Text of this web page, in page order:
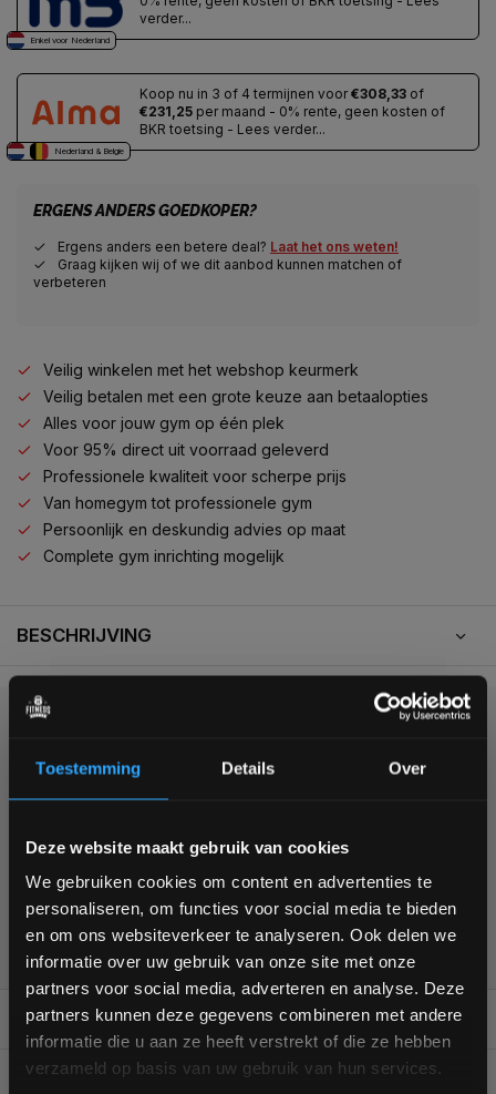
Toestemming Details Over
Deze website maakt gebruik van cookies
We gebruiken cookies om content en advertenties te
personaliseren, om functies voor social media te bieden
en om ons websiteverkeer te analyseren. Ook delen we
informatie over uw gebruik van onze site met onze
partners voor social media, adverteren en analyse. Deze
partners kunnen deze gegevens combineren met andere
informatie die u aan ze heeft verstrekt of die ze hebben
verzameld op basis van uw gebruik van hun services.
Enkel voor Nederland
verder...
Nederland & Belgie
Koop nu in 3 of 4 termijnen voor €308,33 of
€231,25 per maand - 0% rente, geen kosten of
BKR toetsing - Lees verder...
ERGENS ANDERS GOEDKOPER?
Ergens anders een betere deal? Laat het ons weten!
Graag kijken wij of we dit aanbod kunnen matchen of
verbeteren
Veilig winkelen met het webshop keurmerk
Veilig betalen met een grote keuze aan betaalopties
Alles voor jouw gym op één plek
Voor 95% direct uit voorraad geleverd
Professionele kwaliteit voor scherpe prijs
Van homegym tot professionele gym
Persoonlijk en deskundig advies op maat
Complete gym inrichting mogelijk
BESCHRIJVING
+31 (0)24 645 1309
355 customers give us a 4,7/ 5 at
REVIEWS 0/10
GERELATEERDE PRODUCTEN
Bam! 5% korting op je volgende
bestelling
Schrijf je in voor onze nieuwsbrief om op de hoogte te
blijven over onze nieuwe producten, deals en meer
interessante info. Ontvang 5% korting op je eerstvolgende
aankoop! 😀